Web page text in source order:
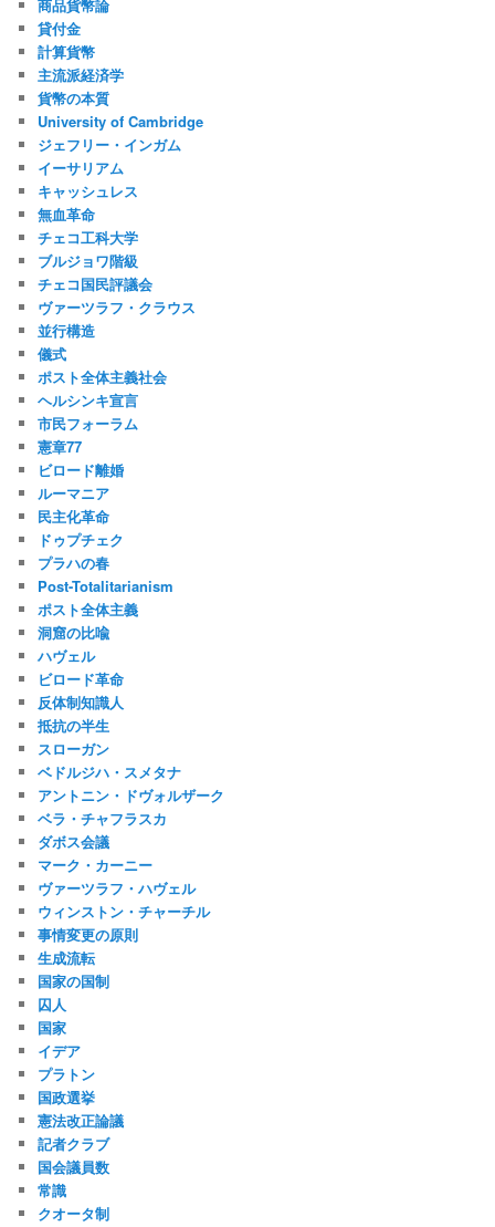
商品貨幣論
貸付金
計算貨幣
主流派経済学
貨幣の本質
University of Cambridge
ジェフリー・インガム
イーサリアム
キャッシュレス
無血革命
チェコ工科大学
ブルジョワ階級
チェコ国民評議会
ヴァーツラフ・クラウス
並行構造
儀式
ポスト全体主義社会
ヘルシンキ宣言
市民フォーラム
憲章77
ビロード離婚
ルーマニア
民主化革命
ドゥプチェク
プラハの春
Post-Totalitarianism
ポスト全体主義
洞窟の比喩
ハヴェル
ビロード革命
反体制知識人
抵抗の半生
スローガン
ベドルジハ・スメタナ
アントニン・ドヴォルザーク
ベラ・チャフラスカ
ダボス会議
マーク・カーニー
ヴァーツラフ・ハヴェル
ウィンストン・チャーチル
事情変更の原則
生成流転
国家の国制
囚人
国家
イデア
プラトン
国政選挙
憲法改正論議
記者クラブ
国会議員数
常識
クオータ制